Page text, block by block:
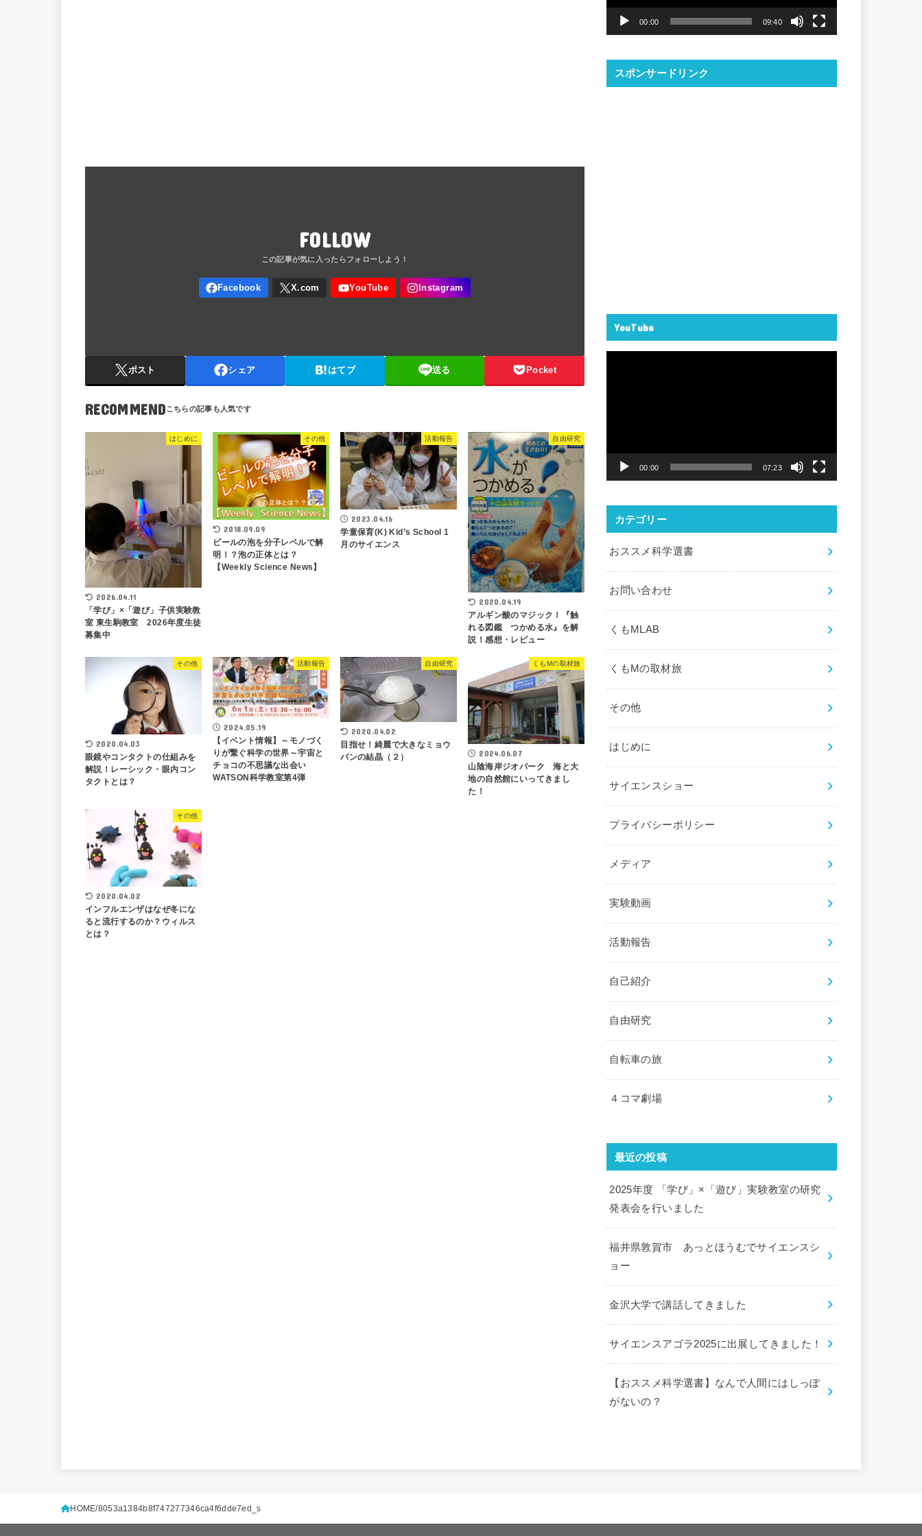
FOLLOW
ポスト シェア はてブ 送る Pocket
RECOMMEND
はじめに
2026.04.11
「学び」×「遊び」子供実験教
室 東生駒教室 2026年度生徒
募集中
その他
2018.09.09
ビールの泡を分子レベルで解
明！？泡の正体とは？
【Weekly Science News】
活動報告
2023.04.16
学童保育(K) Kid’s School 1
月のサイエンス
自由研究
2020.04.19
アルギン酸のマジック！『触
れる図鑑 つかめる水』を解
説！感想・レビュー
その他
2020.04.03
眼鏡やコンタクトの仕組みを
解説！レーシック・眼内コン
タクトとは？
活動報告
2024.05.19
【イベント情報】～モノづく
りが繋ぐ科学の世界～宇宙と
チョコの不思議な出会い
WATSON科学教室第4弾
自由研究
2020.04.02
目指せ！綺麗で大きなミョウ
バンの結晶（２）
くもMの取材旅
2024.06.07
山陰海岸ジオパーク 海と大
地の自然館にいってきまし
た！
その他
2020.04.02
インフルエンザはなぜ冬にな
ると流行するのか？ウィルス
とは？
ヤ
00:00 09:40
スポンサードリンク
YouTube
ヤ
00:00 07:23
カテゴリー
おススメ科学選書
お問い合わせ
くもMLAB
くもMの取材旅
その他
はじめに
サイエンスショー
プライバシーポリシー
メディア
実験動画
活動報告
自己紹介
自由研究
自転車の旅
４コマ劇場
最近の投稿
2025年度 「学び」×「遊び」実験教室の研究
発表会を行いました
福井県敦賀市 あっとほうむでサイエンスシ
ョー
金沢大学で講話してきました
サイエンスアゴラ2025に出展してきました！
【おススメ科学選書】なんで人間にはしっぽ
がないの？
HOME 8053a1384b8f747277346ca4f6dde7ed_s